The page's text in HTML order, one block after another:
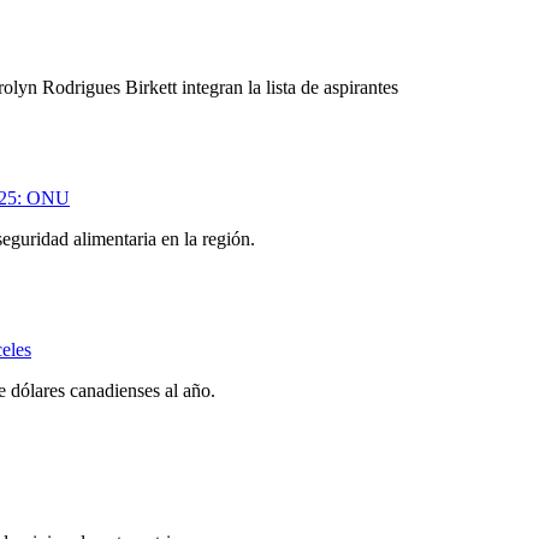
Rodrigues Birkett integran la lista de aspirantes
ONU
alimentaria en la región.
canadienses al año.